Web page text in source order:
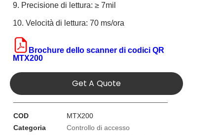
9. Precisione di lettura: ≥ 7mil
10. Velocità di lettura: 70 ms/ora
Brochure dello scanner di codici QR
MTX200
Get A Quote
COD
MTX200
Categoria
Controllo di accesso